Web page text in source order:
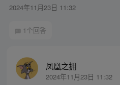
2024年11月23日 11:32
1个回答
凤凰之拥
2024年11月23日 11:32